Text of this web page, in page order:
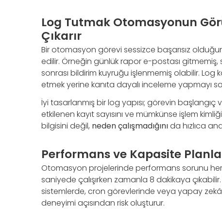
Log Tutmak Otomasyonun
Çıkarır
Bir otomasyon görevi sessizce başarısız
edilir. Örneğin günlük rapor e-postası
sonrası bildirim kuyruğu işlenmemiş olabilir. Log
etmek yerine kanıta dayalı inceleme yapmayı
İyi tasarlanmış bir log yapısı; görevin başlangıç
etkilenen kayıt sayısını ve mümkünse işlem
bilgisini değil, neden çalışmadığınıda hızlıca
Performans ve Kapasite
Otomasyon projelerinde performans sorunu
saniyede çalışırken zamanla 8 dakikaya
sistemlerde, cron görevlerinde veya yapay zekâ
deneyimi açısından risk oluşturur.